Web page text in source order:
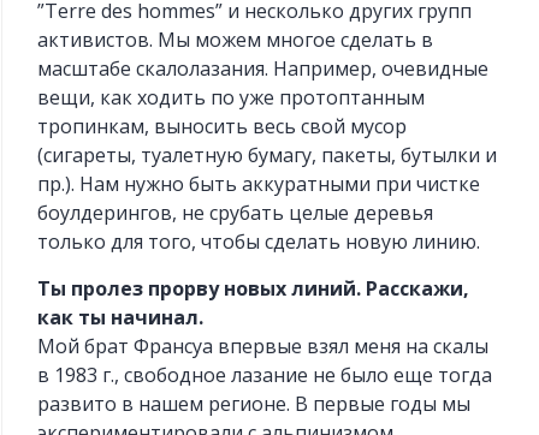
”Terre des hommes” и несколько других групп
активистов. Мы можем многое сделать в
масштабе скалолазания. Например, очевидные
вещи, как ходить по уже протоптанным
тропинкам, выносить весь свой мусор
(сигареты, туалетную бумагу, пакеты, бутылки и
пр.). Нам нужно быть аккуратными при чистке
боулдерингов, не срубать целые деревья
только для того, чтобы сделать новую линию.
Ты пролез прорву новых линий. Расскажи,
как ты начинал.
Мой брат Франсуа впервые взял меня на скалы
в 1983 г., свободное лазание не было еще тогда
развито в нашем регионе. В первые годы мы